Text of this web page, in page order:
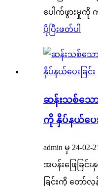
ပေါက်ဖွားမှုကို
ပိုပြီးဖတ်ပါ
ဆန်းသစ်သော
ကို နှိပ်နယ်ပေး
admin မှ 24-
အပန်းဖြေခြ
ခြင်းကို တော်လှ